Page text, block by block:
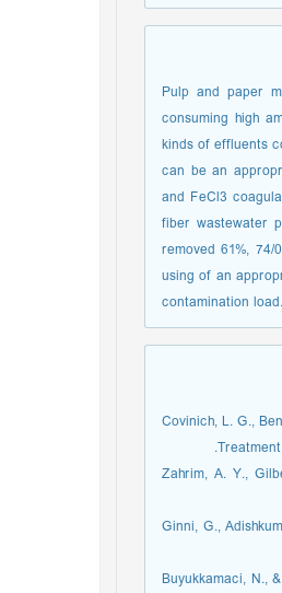
Pulp and paper
consuming high
kinds of effluents
can be an
and FeCl3
fiber wastewater
removed 61%,
using of an
contamination load.
[1] Covinich, L. G.,
[2] Zahrim, A. Y.,
[3] Ginni, G.,
[4] Buyukkamaci,